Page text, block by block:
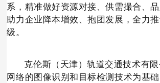
系，精准做好资源对接、供需撮合、
助力企业降本增效、抱团发展，全力
级。
克伦斯（天津）轨道交通技术有
网络的图像识别和目标检测技术为基